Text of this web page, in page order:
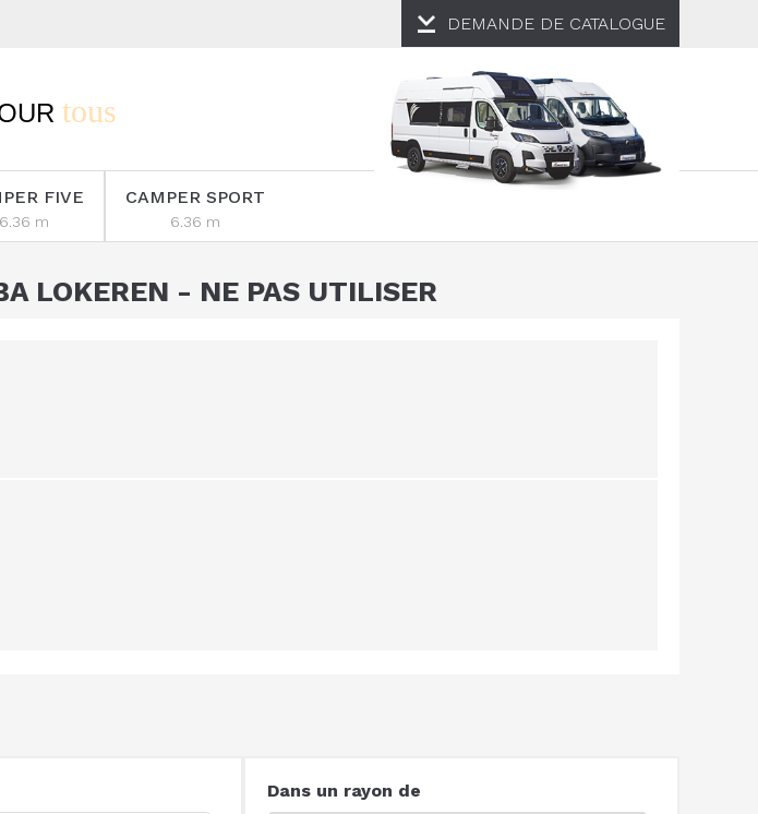
DEMANDE DE CATALOGUE
tous
FIVE
6.36 m
CAMPER SPORT
6.36 m
LOKEREN - NE PAS UTILISER
Dans un rayon de